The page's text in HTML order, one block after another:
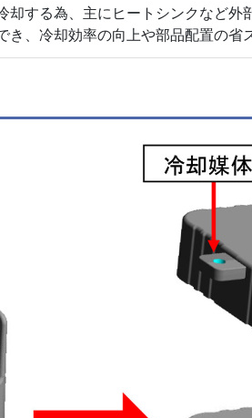
する為、主にヒートシンクなど外
、冷却効率の向上や部品配置の省